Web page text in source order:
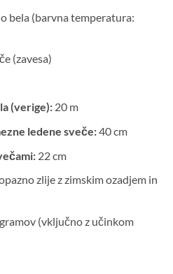
bela (barvna temperatura:
(zavesa)
(verige):20 m
ledene sveče:40 cm
22 cm
zlije z zimskim ozadjem in
(vključno z učinkom